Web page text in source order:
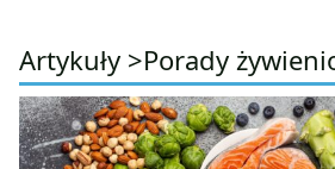
Artykuły >Porady